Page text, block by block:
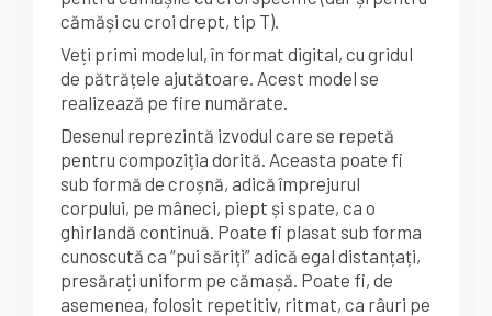
cămăși cu croi drept, tip T).
Veți primi modelul, în format digital, cu gridul
de pătrățele ajutătoare. Acest model se
realizează pe fire numărate.
Desenul reprezintă izvodul care se repetă
pentru compoziția dorită. Aceasta poate fi
sub formă de croșnă, adică împrejurul
corpului, pe mâneci, piept și spate, ca o
ghirlandă continuă. Poate fi plasat sub forma
cunoscută ca “pui săriți” adică egal distanțați,
presărați uniform pe cămașă. Poate fi, de
asemenea, folosit repetitiv, ritmat, ca râuri pe